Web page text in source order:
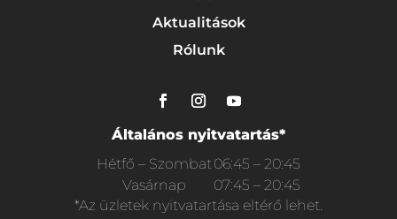
Aktualitások
Rólunk
Általános nyitvatartás*
Hétfő – Szombat 06:45 – 20:45
Vasárnap
07:45 – 20:45
*Az üzletek nyitvatartása eltérő lehet.